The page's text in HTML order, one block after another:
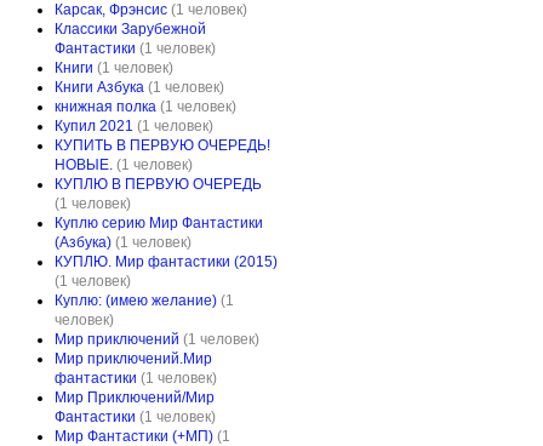
Карсак, Фрэнсис (1 человек)
Классики Зарубежной
Фантастики (1 человек)
Книги (1 человек)
Книги Азбука (1 человек)
книжная полка (1 человек)
Купил 2021 (1 человек)
КУПИТЬ В ПЕРВУЮ ОЧЕРЕДЬ!
НОВЫЕ. (1 человек)
КУПЛЮ В ПЕРВУЮ ОЧЕРЕДЬ
(1 человек)
Куплю серию Мир Фантастики
(Азбука) (1 человек)
КУПЛЮ. Мир фантастики (2015)
(1 человек)
Куплю: (имею желание) (1
человек)
Мир приключений (1 человек)
Мир приключений.Мир
фантастики (1 человек)
Мир Приключений/Мир
Фантастики (1 человек)
Мир Фантастики (+МП) (1